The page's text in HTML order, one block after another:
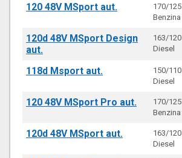
120 48V MSport aut.
170/125
Benzina
120d 48V MSport Design
aut.
163/120
Diesel
118d Msport aut.
150/110
Diesel
120 48V MSport Pro aut.
170/125
Benzina
120d 48V MSport aut.
163/120
Diesel